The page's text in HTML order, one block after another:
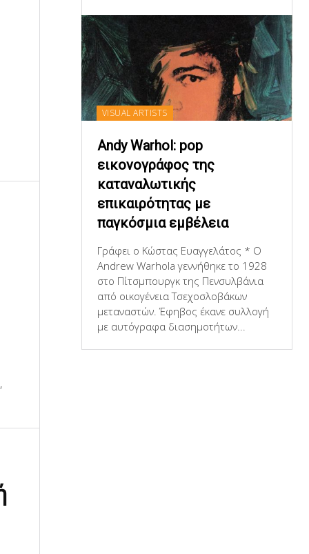
VISUAL ARTISTS
Andy Warhol: pop
εικονογράφος της
καταναλωτικής
επικαιρότητας με
παγκόσμια εμβέλεια
Γράφει ο Κώστας Ευαγγελάτος * Ο
Andrew Warhola γεννήθηκε το 1928
στο Πίτσμπουργκ της Πενσυλβάνια
από οικογένεια Τσεχοσλοβάκων
μεταναστών. Έφηβος έκανε συλλογή
με αυτόγραφα διασημοτήτων...